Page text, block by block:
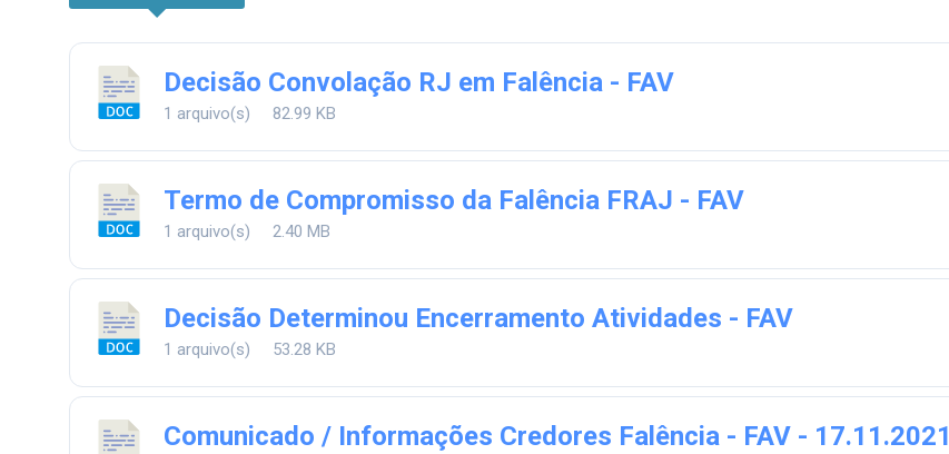
Decisão Convolação RJ em Falência - FAV
1 arquivo(s) 82.99 KB
Termo de Compromisso da Falência FRAJ - FAV
1 arquivo(s) 2.40 MB
Decisão Determinou Encerramento Atividades - FAV
1 arquivo(s) 53.28 KB
Comunicado / Informações Credores Falência - FAV - 17.11.2021